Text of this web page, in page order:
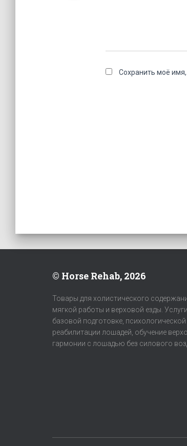
Сохранить моё
© Horse Rehab, 2026
Товары для холистического
мягкой работы и верховой езды.
базовой подготовке, психологической
реабилитации лошадей, обучение
гармонии с лошадью без силового